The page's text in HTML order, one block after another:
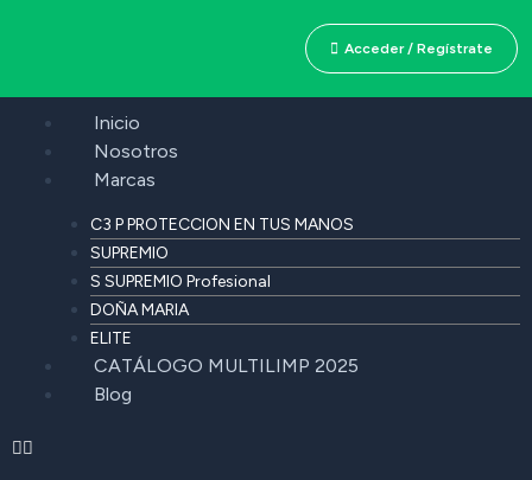
Acceder / Regístrate
Inicio
Nosotros
Marcas
C3 P PROTECCION EN TUS MANOS
SUPREMIO
S SUPREMIO Profesional
DOÑA MARIA
ELITE
CATÁLOGO MULTILIMP 2025
Blog